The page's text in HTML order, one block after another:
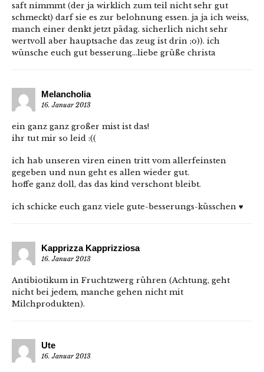
saft nimmmt (der ja wirklich zum teil nicht sehr gut
schmeckt) darf sie es zur belohnung essen. ja ja ich weiss,
manch einer denkt jetzt pädag. sicherlich nicht sehr
wertvoll aber hauptsache das zeug ist drin ;o)). ich
wünsche euch gut besserung…liebe grüße christa
Melancholia
16. Januar 2013
ein ganz ganz großer mist ist das!
ihr tut mir so leid :((
ich hab unseren viren einen tritt vom allerfeinsten
gegeben und nun geht es allen wieder gut.
hoffe ganz doll, das das kind verschont bleibt.
ich schicke euch ganz viele gute-besserungs-küsschen ♥
Kapprizza Kapprizziosa
16. Januar 2013
Antibiotikum in Fruchtzwerg rühren (Achtung, geht
nicht bei jedem, manche gehen nicht mit
Milchprodukten).
Ute
16. Januar 2013